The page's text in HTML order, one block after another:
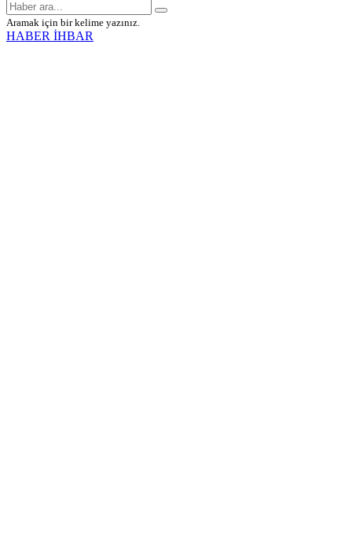
Aramak için bir kelime yazınız.
HABER İHBAR